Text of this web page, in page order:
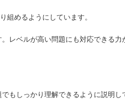
めるようにしています。
レベルが高い問題にも対応できる力
もしっかり理解できるように説明し